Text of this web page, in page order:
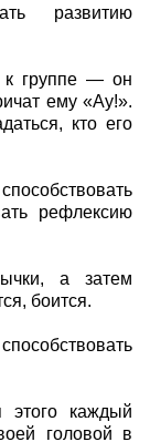
развитию
к группе — он
ему «Ау!».
кто его
рефлексию
а затем
боится.
каждый
головой в